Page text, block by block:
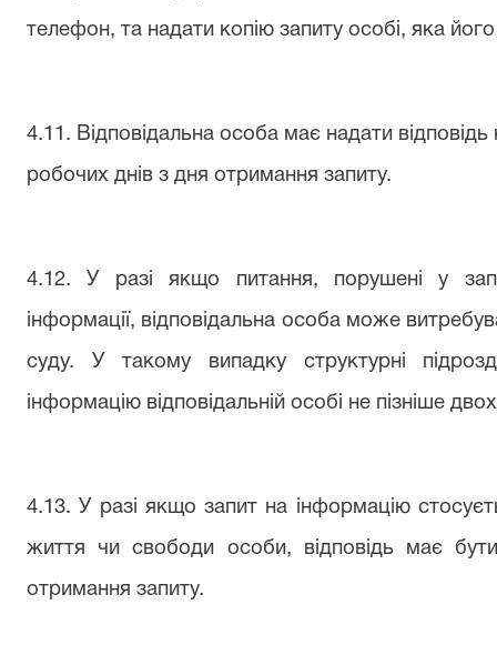
телефон, та надати копію запиту особі, яка
4.11. Відповідальна особа має надати
робочих днів з дня отримання запиту.
4.12. У разі якщо питання, порушені у
інформації, відповідальна особа може
суду. У такому випадку структурні
інформацію відповідальній особі не пізніше
4.13. У разі якщо запит на інформацію
життя чи свободи особи, відповідь має
отримання запиту.